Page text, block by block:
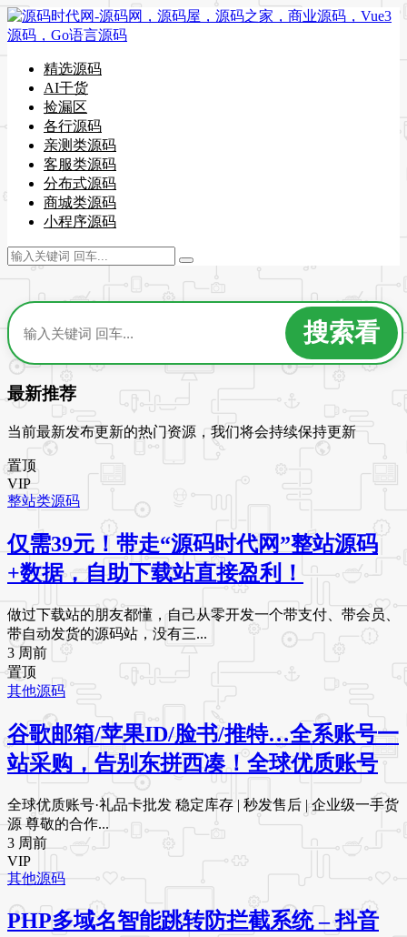
精选源码
AI干货
捡漏区
各行源码
亲测类源码
客服类源码
分布式源码
商城类源码
小程序源码
最新推荐
当前最新发布更新的热门资源，我们将会持续保持更新
置顶
VIP
整站类源码
仅需39元！带走“源码时代网”整站源码
+数据，自助下载站直接盈利！
做过下载站的朋友都懂，自己从零开发一个带支付、带会员、
带自动发货的源码站，没有三...
3 周前
置顶
其他源码
谷歌邮箱/苹果ID/脸书/推特…全系账号一
站采购，告别东拼西凑！全球优质账号
全球优质账号·礼品卡批发 稳定库存 | 秒发售后 | 企业级一手货
源 尊敬的合作...
3 周前
VIP
其他源码
PHP多域名智能跳转防拦截系统 – 抖音